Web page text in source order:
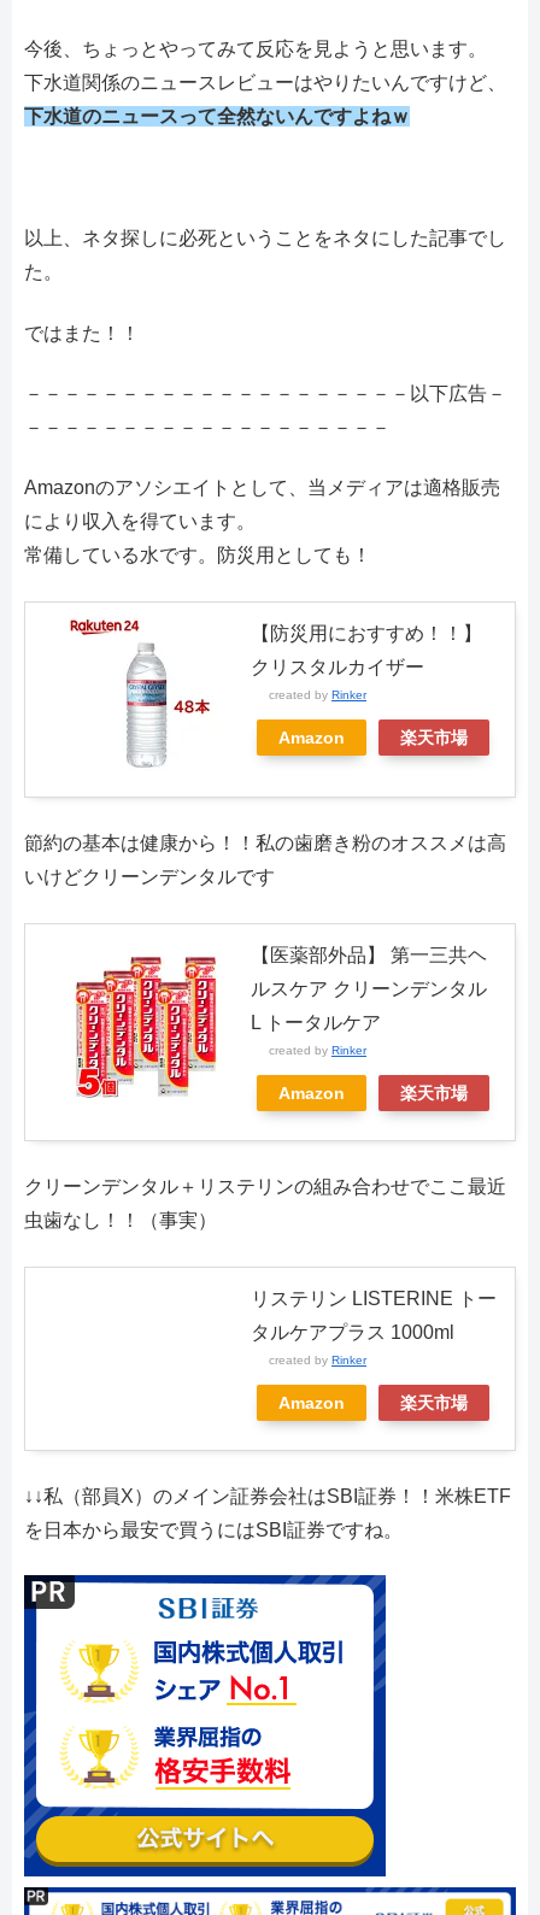
今後、ちょっとやってみて反応を見ようと思います。
下水道関係のニュースレビューはやりたいんですけど、
下水道のニュースって全然ないんですよねｗ
以上、ネタ探しに必死ということをネタにした記事でし
た。
ではまた！！
－－－－－－－－－－－－－－－－－－－－以下広告－
－－－－－－－－－－－－－－－－－－－
Amazonのアソシエイトとして、当メディアは適格販売
により収入を得ています。
常備している水です。防災用としても！
【防災用におすすめ！！】
クリスタルカイザー
created by Rinker
Amazon 楽天市場
節約の基本は健康から！！私の歯磨き粉のオススメは高
いけどクリーンデンタルです
【医薬部外品】 第一三共ヘ
ルスケア クリーンデンタル
L トータルケア
created by Rinker
Amazon 楽天市場
クリーンデンタル＋リステリンの組み合わせでここ最近
虫歯なし！！（事実）
リステリン LISTERINE トー
タルケアプラス 1000ml
created by Rinker
Amazon 楽天市場
↓↓私（部員X）のメイン証券会社はSBI証券！！米株ETF
を日本から最安で買うにはSBI証券ですね。